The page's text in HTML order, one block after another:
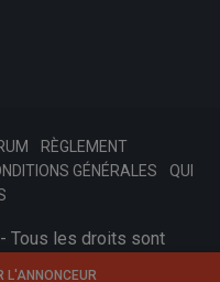
L'ANNONCEUR
RÈGLEMENT
GÉNÉRALES
QUI
Tous les droits sont
Tinast.fr